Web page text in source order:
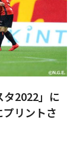
2022」に
リントさ